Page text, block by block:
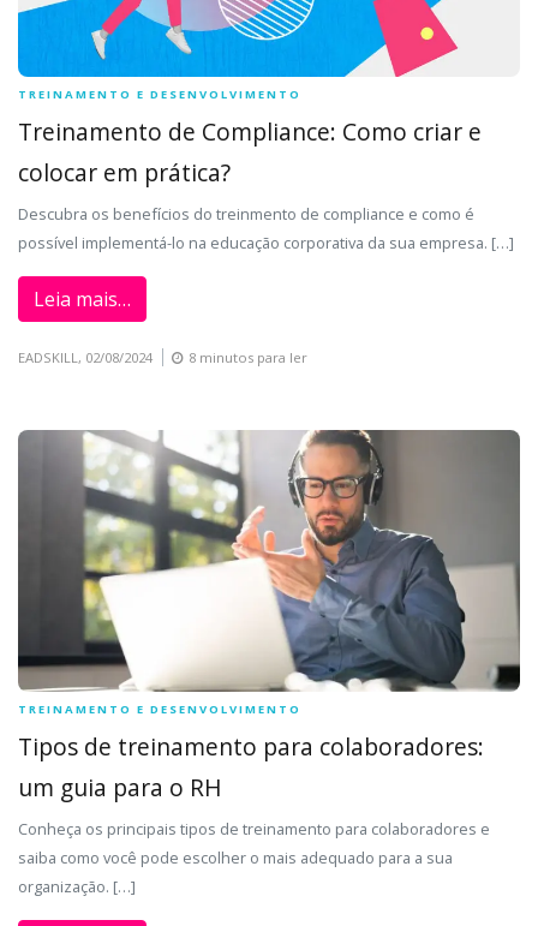
TREINAMENTO E DESENVOLVIMENTO
Treinamento de Compliance: Como criar e
colocar em prática?
Descubra os benefícios do treinmento de compliance e como é
possível implementá-lo na educação corporativa da sua empresa. […]
Leia mais…
EADSKILL, 02/08/2024 8 minutos para ler
TREINAMENTO E DESENVOLVIMENTO
Tipos de treinamento para colaboradores:
um guia para o RH
Conheça os principais tipos de treinamento para colaboradores e
saiba como você pode escolher o mais adequado para a sua
organização. […]